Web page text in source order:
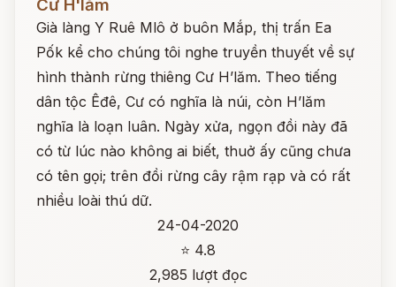
Cư H'lăm
Già làng Y Ruê Mlô ở buôn Mắp, thị trấn Ea
Pốk kể cho chúng tôi nghe truyền thuyết về sự
hình thành rừng thiêng Cư H’lăm. Theo tiếng
dân tộc Êđê, Cư có nghĩa là núi, còn H’lăm
nghĩa là loạn luân. Ngày xửa, ngọn đồi này đã
có từ lúc nào không ai biết, thuở ấy cũng chưa
có tên gọi; trên đồi rừng cây rậm rạp và có rất
nhiều loài thú dữ.
24-04-2020
⭐ 4.8
2,985 lượt đọc